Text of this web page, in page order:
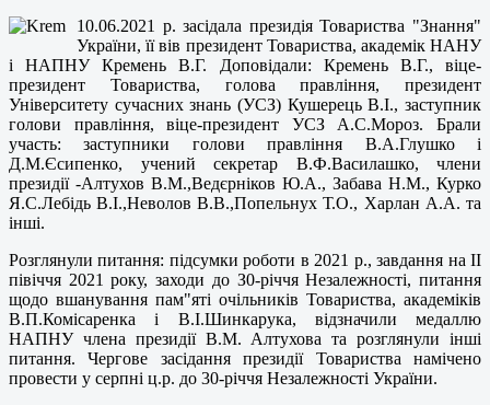
10.06.2021 р. засідала президія Товариства "Знання"
України, її вів президент Товариства, академік НАНУ
і НАПНУ Кремень В.Г. Доповідали: Кремень В.Г., віце-
президент Товариства, голова правління, президент
Університету сучасних знань (УСЗ) Кушерець В.І., заступник
голови правління, віце-президент УСЗ А.С.Мороз. Брали
участь: заступники голови правління В.А.Глушко і
Д.М.Єсипенко, учений секретар В.Ф.Василашко, члени
президії -Алтухов В.М.,Ведєрніков Ю.А., Забава Н.М., Курко
Я.С.Лебідь В.І.,Неволов В.В.,Попельнух Т.О., Харлан А.А. та
інші.
Розглянули питання: підсумки роботи в 2021 р., завдання на ІІ
півіччя 2021 року, заходи до З0-річчя Незалежності, питання
щодо вшанування пам"яті очільників Товариства, академіків
В.П.Комісаренка і В.І.Шинкарука, відзначили медаллю
НАПНУ члена президії В.М. Алтухова та розглянули інші
питання. Чергове засідання президії Товариства намічено
провести у серпні ц.р. до 30-річчя Незалежності України.